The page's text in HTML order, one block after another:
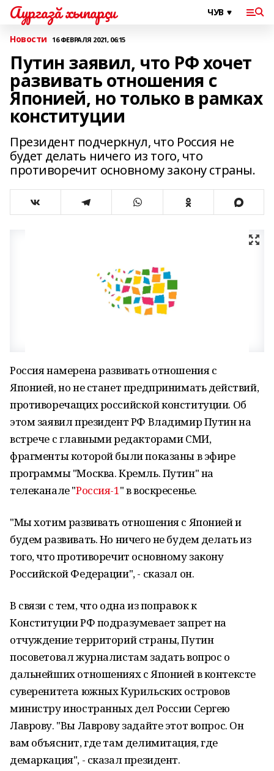
Аургазă хыпарçи
Новости 16 ФЕВРАЛЯ 2021, 06:15
Путин заявил, что РФ хочет
развивать отношения с
Японией, но только в рамках
конституции
Президент подчеркнул, что Россия не
будет делать ничего из того, что
противоречит основному закону страны.
Россия намерена развивать отношения с
Японией, но не станет предпринимать действий,
противоречащих российской конституции. Об
этом заявил президент РФ Владимир Путин на
встрече с главными редакторами СМИ,
фрагменты которой были показаны в эфире
программы "Москва. Кремль. Путин" на
телеканале "Россия-1" в воскресенье.
"Мы хотим развивать отношения с Японией и
будем развивать. Но ничего не будем делать из
того, что противоречит основному закону
Российской Федерации", - сказал он.
В связи с тем, что одна из поправок к
Конституции РФ подразумевает запрет на
отчуждение территорий страны, Путин
посоветовал журналистам задать вопрос о
дальнейших отношениях с Японией в контексте
суверенитета южных Курильских островов
министру иностранных дел России Сергею
Лаврову. "Вы Лаврову задайте этот вопрос. Он
вам объяснит, где там делимитация, где
демаркация", - сказал президент.